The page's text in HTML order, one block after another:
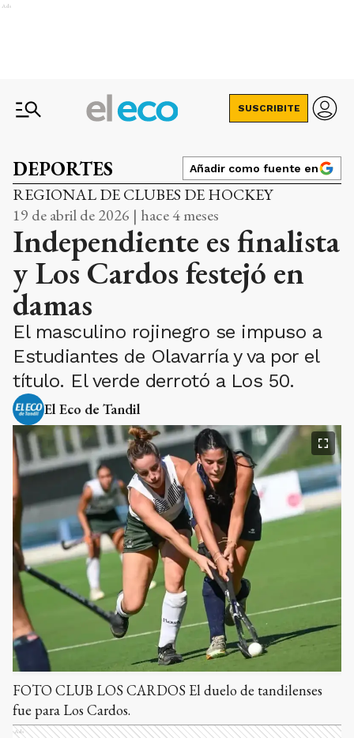
Ads
SUSCRIBITE
DEPORTES Añadir como fuente en
REGIONAL DE CLUBES DE HOCKEY
19 de abril de 2026 | hace 4 meses
Independiente es finalista
y Los Cardos festejó en
damas
El masculino rojinegro se impuso a
Estudiantes de Olavarría y va por el
título. El verde derrotó a Los 50.
El Eco de Tandil
FOTO CLUB LOS CARDOS El duelo de tandilenses
fue para Los Cardos.
Ads